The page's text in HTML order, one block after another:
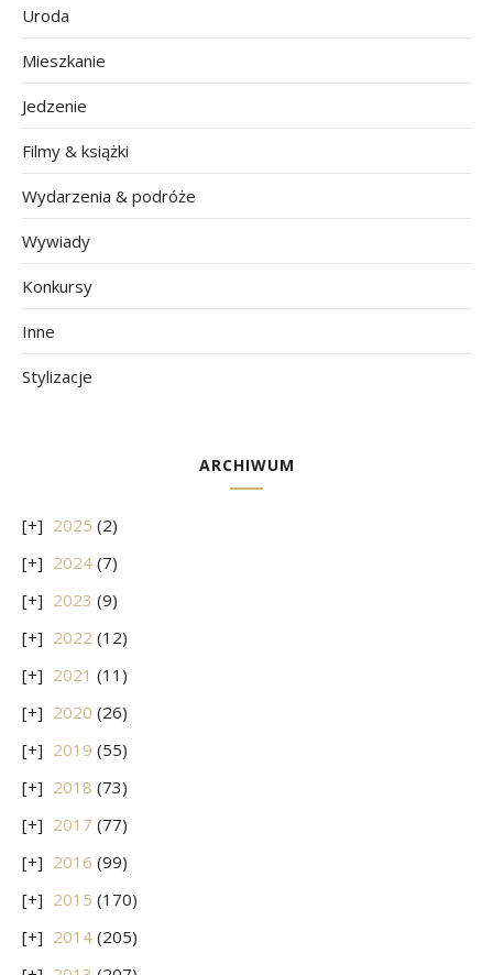
Uroda
Mieszkanie
Jedzenie
Filmy & książki
Wydarzenia & podróże
Wywiady
Konkursy
Inne
Stylizacje
ARCHIWUM
2025 (2)
2024 (7)
2023 (9)
2022 (12)
2021 (11)
2020 (26)
2019 (55)
2018 (73)
2017 (77)
2016 (99)
2015 (170)
2014 (205)